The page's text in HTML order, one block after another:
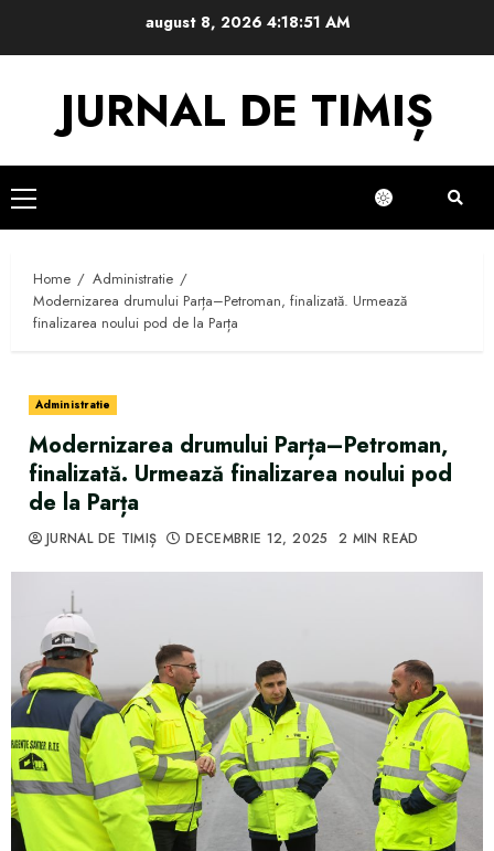
august 8, 2026 4:18:52 AM
JURNAL DE TIMIȘ
Primary
Menu
Home
Administratie
Modernizarea drumului Parța–Petroman, finalizată. Urmează
finalizarea noului pod de la Parța
Administratie
Modernizarea drumului Parța–Petroman,
finalizată. Urmează finalizarea noului pod
de la Parța
JURNAL DE TIMIȘ DECEMBRIE 12, 2025 2 MIN READ